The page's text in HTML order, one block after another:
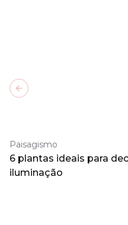
Paisagismo
6 plantas ideais para
iluminação
Previous slide